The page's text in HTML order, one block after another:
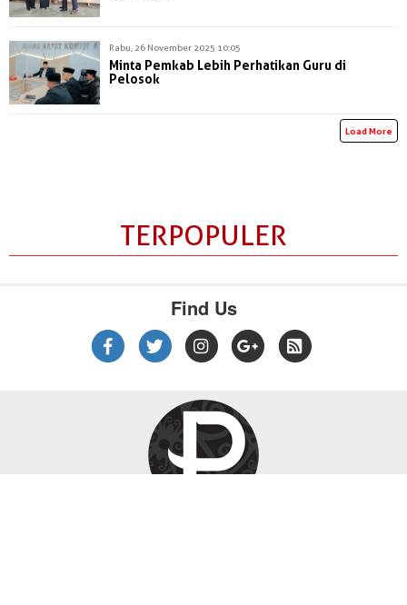
Rabu, 26 November 2025 10:05
Minta Pemkab Lebih Perhatikan Guru di
Pelosok
Load More
TERPOPULER
Find Us